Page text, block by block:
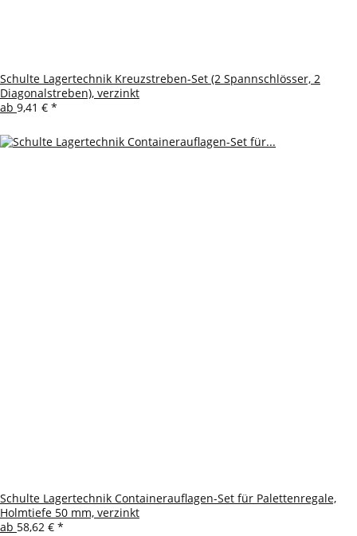
Schulte Lagertechnik Kreuzstreben-Set (2 Spannschlösser, 2
Diagonalstreben), verzinkt
ab 9,41 € *
Schulte Lagertechnik Containerauflagen-Set für Palettenregale,
Holmtiefe 50 mm, verzinkt
ab 58,62 € *